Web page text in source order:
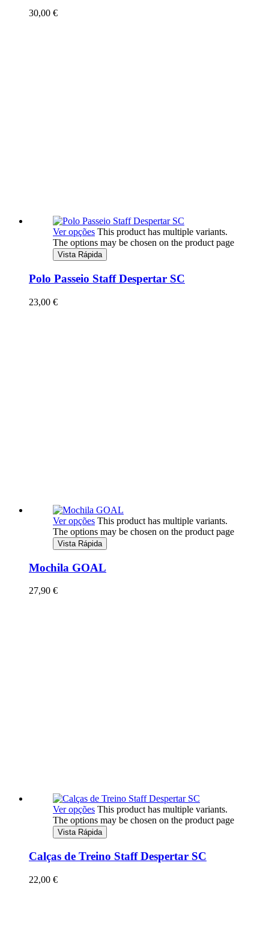
30,00 €
Ver opções This product has multiple variants.
The options may be chosen on the product page
Vista Rápida
Polo Passeio Staff Despertar SC
23,00 €
Ver opções This product has multiple variants.
The options may be chosen on the product page
Vista Rápida
Mochila GOAL
27,90 €
Ver opções This product has multiple variants.
The options may be chosen on the product page
Vista Rápida
Calças de Treino Staff Despertar SC
22,00 €